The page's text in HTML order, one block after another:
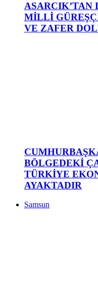
ASARCIK’TAN
MİLLİ
VE ZAFER
BÖLGEDEKİ
TÜRKİYE
AYAKTADIR
Samsun